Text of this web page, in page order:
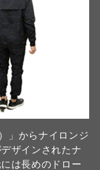
」からナイロンジ
ザインされたナ
は長めのドロー